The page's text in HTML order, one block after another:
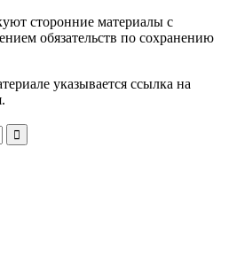
сторонние материалы с
обязательств по сохранению
указывается ссылка на